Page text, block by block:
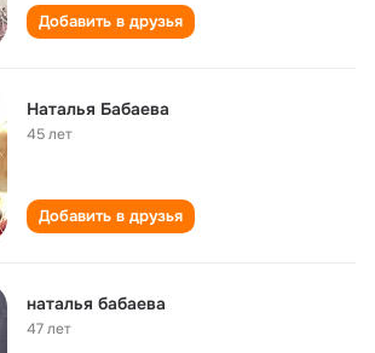
Добавить в друзья
Наталья Бабаева
45 лет
Добавить в друзья
наталья бабаева
47 лет